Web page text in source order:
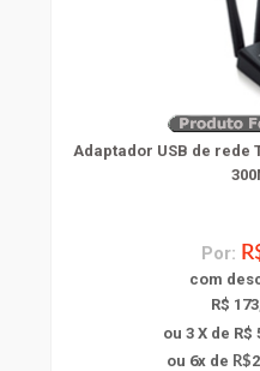
Adaptador USB de rede
Por:
com
R$
ou 3 X de R$
ou 6x de R$